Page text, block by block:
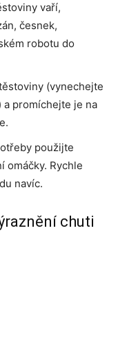
vaří,
česnek,
robotu do
(vynechejte
a promíchejte je na
použijte
omáčky. Rychle
navíc.
chuti